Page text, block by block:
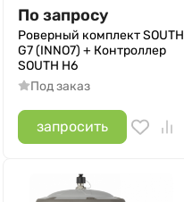
По запросу
Роверный комплект SOUTH
G7 (INNO7) + Контроллер
SOUTH H6
Под заказ
запросить